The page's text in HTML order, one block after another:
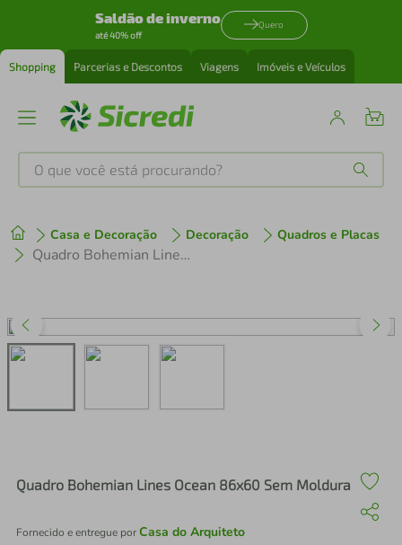
Saldão de inverno
até 40% off
Quero
Shopping Parcerias e Descontos Viagens Imóveis e Veículos
O que você está procurando?
Casa e Decoração Decoração Quadros e Placas
Quadro Bohemian Lines Ocean 86x60 Sem Moldura
Quadro Bohemian Lines Ocean 86x60 Sem Moldura
Fornecido e entregue porCasa do Arquiteto
1º tenis
perfume